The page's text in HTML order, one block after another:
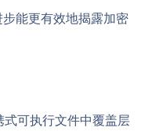
能更有效地揭露加密
式可执行文件中覆盖层